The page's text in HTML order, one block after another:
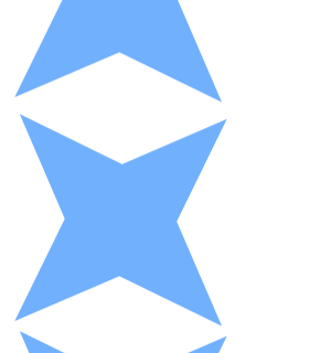
XRP
Efectivo
Compra criptomonedas con
Comprar con efectivo